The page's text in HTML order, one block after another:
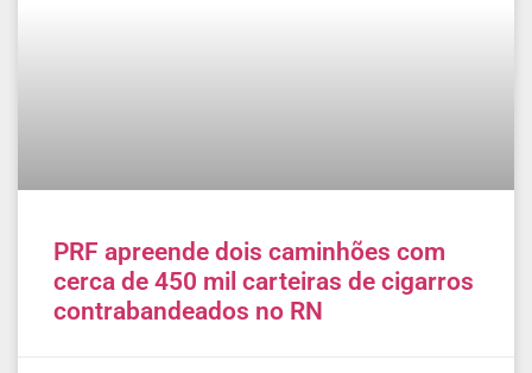
PRF apreende dois caminhões com
cerca de 450 mil carteiras de cigarros
contrabandeados no RN